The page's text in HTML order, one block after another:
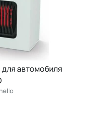
автомобиля